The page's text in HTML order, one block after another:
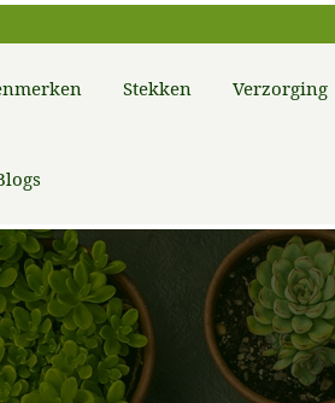
Stekken Verzorging